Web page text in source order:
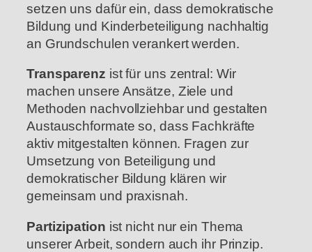
setzen uns dafür ein, dass demokratische
Bildung und Kinderbeteiligung nachhaltig
an Grundschulen verankert werden.
Transparenz ist für uns zentral: Wir
machen unsere Ansätze, Ziele und
Methoden nachvollziehbar und gestalten
Austauschformate so, dass Fachkräfte
aktiv mitgestalten können. Fragen zur
Umsetzung von Beteiligung und
demokratischer Bildung klären wir
gemeinsam und praxisnah.
Partizipation ist nicht nur ein Thema
unserer Arbeit, sondern auch ihr Prinzip.